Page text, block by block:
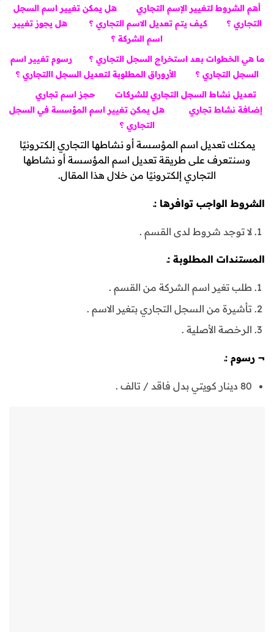
أهم الشروط لتغيير الإسم التجاري
هل يمكن تغيير اسم السجل
التجاري ؟
كيف يتم تعديل الاسم التجاري ؟
هل يجوز تغيير
اسم الشركة ؟
ما هي الخطوات بعد استخراج السجل التجاري ؟
رسوم تغيير اسم
السجل التجاري ؟
الأروراق المطلوبة لتعديل السجل االتجاري ؟
تعديل نشاط السجل التجاري للشركات
حجز اسم تجاري
إضافة نشاط تجاري
هل يمكن تغيير اسم المؤسسة في السجل
التجاري ؟
يمكنك تعديل اسم المؤسسة أو نشاطها التجاري إلكترونيًا
وسنتعرف على طريقة تعديل اسم المؤسسة أو نشاطها
التجاري إلكترونيًا من خلال هذا المقال.
الشروط الواجب توافرها :ـ
لا توجد شروط لدى القسم .
المستندات المطلوبة :ـ
طلب تغير اسم الشركة من القسم .
تأشيرة من السجل التجاري بتغير الاسم .
الرخصة الأصلية .
¬ رسوم :ـ
80 دينار كويتي بدل فاقد / تالف .